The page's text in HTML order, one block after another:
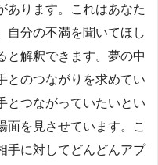
あります。これはあなた
自分の不満を聞いてほし
と解釈できます。夢の中
とのつながりを求めてい
とつながっていたいとい
面を見させています。こ
手に対してどんどんアプ